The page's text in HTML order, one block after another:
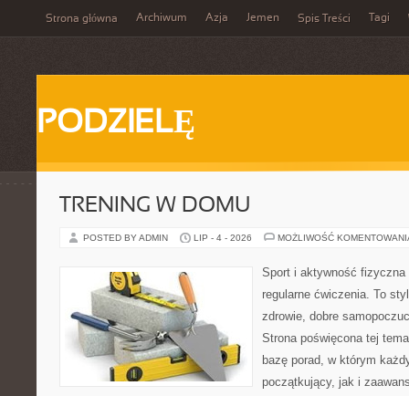
Strona główna Archiwum Azja Jemen Spis Treści Tagi
PODZIELĘ
TRENING W DOMU
POSTED BY ADMIN LIP - 4 - 2026 MOŻLIWOŚĆ
Sport i aktywność
regularne ćwiczenia. To
zdrowie, dobre
Strona poświęcona tej
bazę porad, w którym
początkujący, jak i